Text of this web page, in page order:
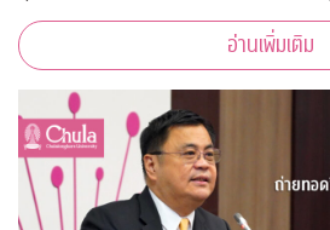
อ่านเพิ่มเติม